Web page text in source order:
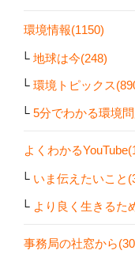
環境情報(1150)
地球は今(248)
環境トピックス
5分でわかる環境
よくわかる
いま伝えたいこと
より良く生きるた
事務局の社窓から